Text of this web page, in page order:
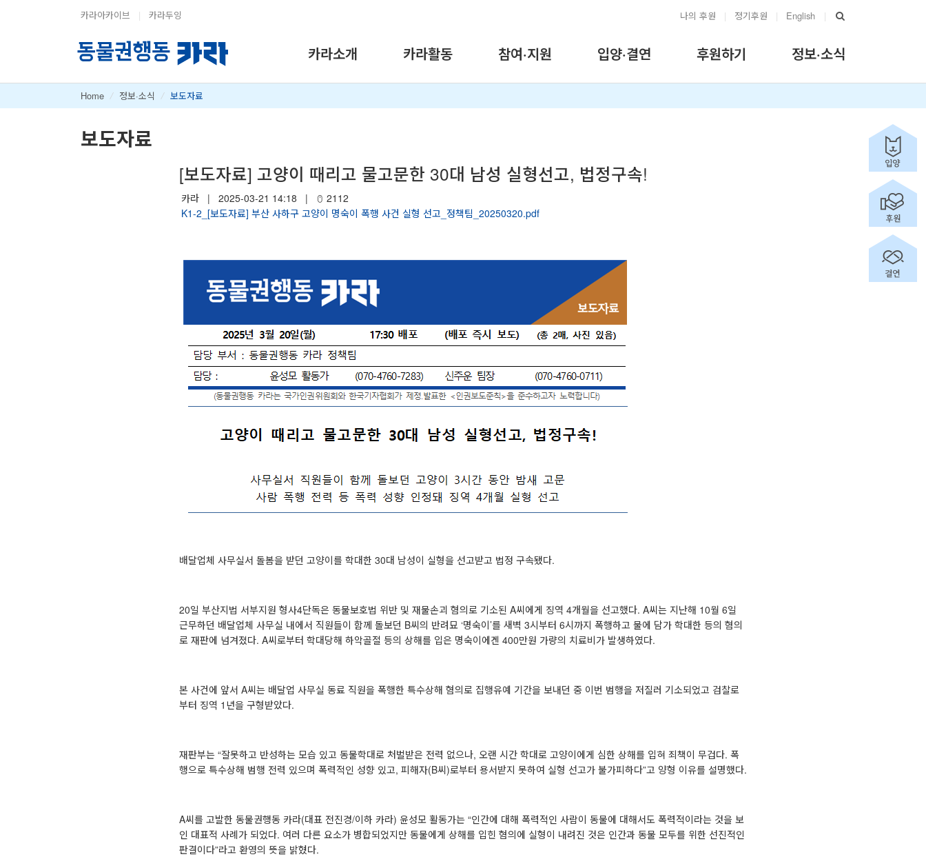
카라아카이브 | 카라두잉 나의 후원 | 정기후원 | English |
카라소개 카라활동 참여·지원 입양·결연 후원하기 정보·소식
Home / 정보·소식 / 보도자료
보도자료
[보도자료] 고양이 때리고 물고문한 30대 남성 실형선고, 법정구속!
카라 | 2025-03-21 14:18 |
2112
K1-2_[보도자료] 부산 사하구 고양이 명숙이 폭행 사건 실형 선고_정책팀_20250320.pdf
배달업체 사무실서 돌봄을 받던 고양이를 학대한 30대 남성이 실형을 선고받고 법정 구속됐다.
20일 부산지법 서부지원 형사4단독은 동물보호법 위반 및 재물손괴 혐의로 기소된 A씨에게 징역 4개월을 선고했다. A씨는 지난해 10월 6일
근무하던 배달업체 사무실 내에서 직원들이 함께 돌보던 B씨의 반려묘 ‘명숙이’를 새벽 3시부터 6시까지 폭행하고 물에 담가 학대한 등의 혐의
로 재판에 넘겨졌다. A씨로부터 학대당해 하악골절 등의 상해를 입은 명숙이에겐 400만원 가량의 치료비가 발생하였다.
본 사건에 앞서 A씨는 배달업 사무실 동료 직원을 폭행한 특수상해 혐의로 집행유예 기간을 보내던 중 이번 범행을 저질러 기소되었고 검찰로
부터 징역 1년을 구형받았다.
재판부는 “잘못하고 반성하는 모습 있고 동물학대로 처벌받은 전력 없으나, 오랜 시간 학대로 고양이에게 심한 상해를 입혀 죄책이 무겁다. 폭
행으로 특수상해 범행 전력 있으며 폭력적인 성향 있고, 피해자(B씨)로부터 용서받지 못하여 실형 선고가 불가피하다”고 양형 이유를 설명했다.
A씨를 고발한 동물권행동 카라(대표 전진경/이하 카라) 윤성모 활동가는 “인간에 대해 폭력적인 사람이 동물에 대해서도 폭력적이라는 것을 보
인 대표적 사례가 되었다. 여러 다른 요소가 병합되었지만 동물에게 상해를 입힌 혐의에 실형이 내려진 것은 인간과 동물 모두를 위한 선진적인
판결이다”라고 환영의 뜻을 밝혔다.